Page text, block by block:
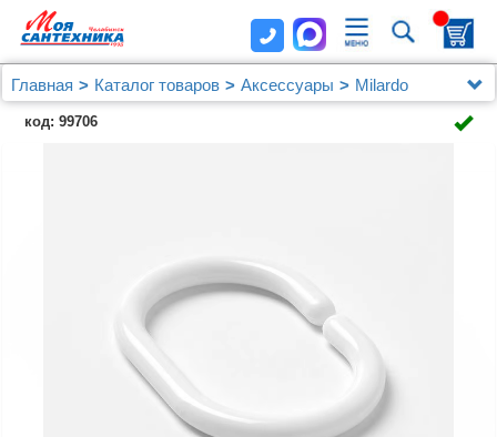
Главная Каталог товаров Аксессуары
Milardo
Крючок для шторы Milardo RID011P белый
код: 99706